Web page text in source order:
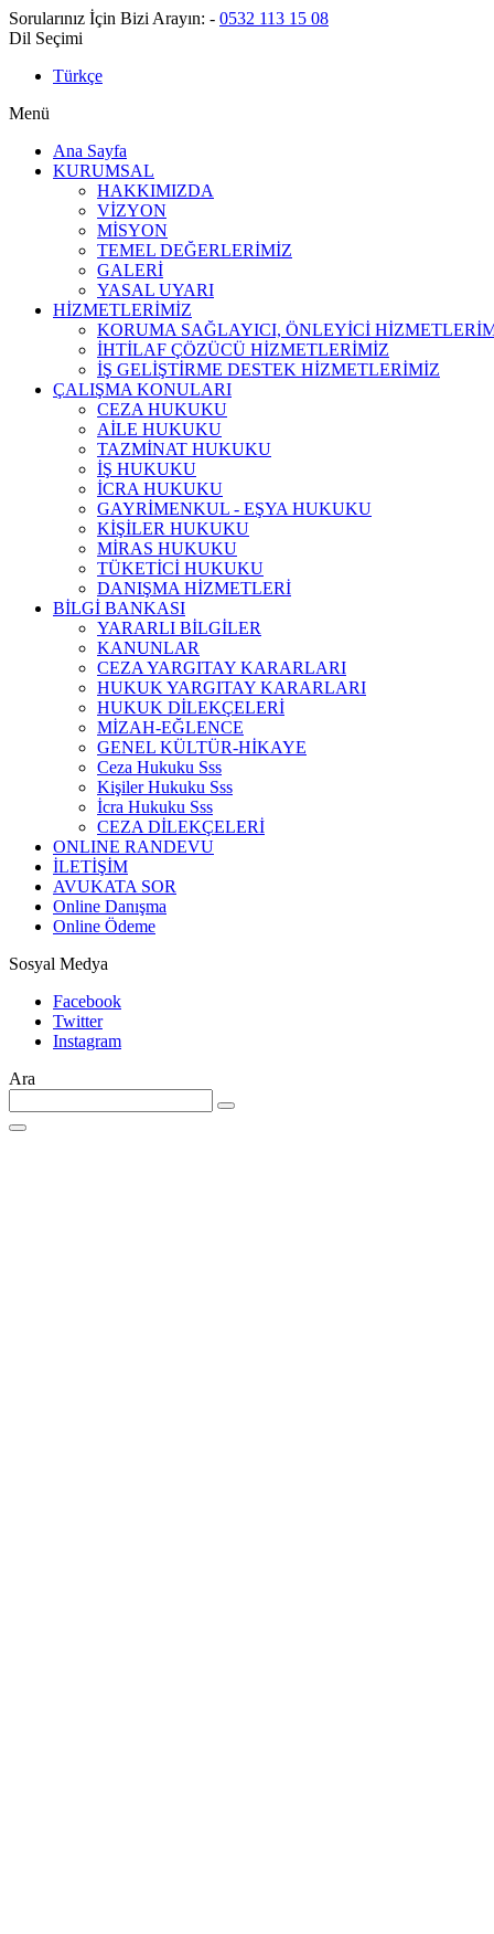
Sorularınız İçin Bizi Arayın: - 0532 113 15 08
Dil Seçimi
Türkçe
Menü
Ana Sayfa
KURUMSAL
HAKKIMIZDA
VİZYON
MİSYON
TEMEL DEĞERLERİMİZ
GALERİ
YASAL UYARI
HİZMETLERİMİZ
KORUMA SAĞLAYICI, ÖNLEYİCİ
İHTİLAF ÇÖZÜCÜ HİZMETLERİMİZ
İŞ GELİŞTİRME DESTEK HİZMETLERİMİZ
ÇALIŞMA KONULARI
CEZA HUKUKU
AİLE HUKUKU
TAZMİNAT HUKUKU
İŞ HUKUKU
İCRA HUKUKU
GAYRİMENKUL - EŞYA HUKUKU
KİŞİLER HUKUKU
MİRAS HUKUKU
TÜKETİCİ HUKUKU
DANIŞMA HİZMETLERİ
BİLGİ BANKASI
YARARLI BİLGİLER
KANUNLAR
CEZA YARGITAY KARARLARI
HUKUK YARGITAY KARARLARI
HUKUK DİLEKÇELERİ
MİZAH-EĞLENCE
GENEL KÜLTÜR-HİKAYE
Ceza Hukuku Sss
Kişiler Hukuku Sss
İcra Hukuku Sss
CEZA DİLEKÇELERİ
ONLINE RANDEVU
İLETİŞİM
AVUKATA SOR
Online Danışma
Online Ödeme
Sosyal Medya
Facebook
Twitter
Instagram
Ara